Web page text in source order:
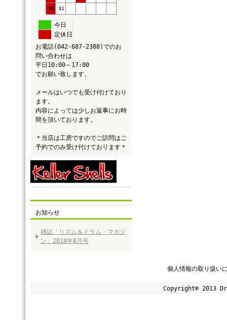
30 31
今日
定休日
お電話(042-687-2388)でのお
問い合わせは
平日10:00～17:00
でお願い致します。
メールはいつでも受け付けており
ます。
内容によっては少しお返事にお時
間を頂いております。
＊当店は工房ですのでご訪問はご
予約でのみ受け付けております＊
お知らせ
雑誌「リズム＆ドラム・マガジ
ン」2018年8月号
個人情報の取り扱い
Copyright© 2013